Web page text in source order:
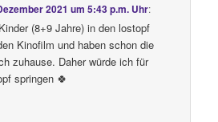
2021 um 5:43 p.m. Uhr:
(8+9 Jahre) in den lostopf
Kinofilm und haben schon die
zuhause. Daher würde ich für
springen 🍀